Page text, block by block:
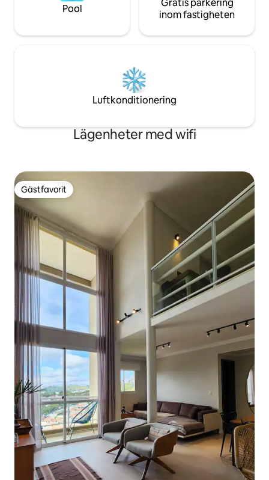
Pool
Gratis parkering
inom fastigheten
Luftkonditionering
Lägenheter med wifi
Gästfavorit
Gästfavorit